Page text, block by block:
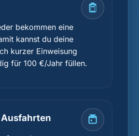
bekommen eine
kannst du deine
kurzer Einweisung
für 100 €/Jahr füllen.
Ausfahrten